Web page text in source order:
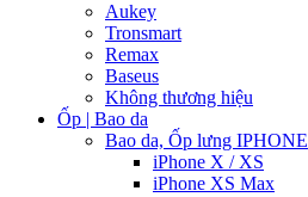
Aukey
Tronsmart
Remax
Baseus
Không thương hiệu
Ốp | Bao da
Bao da, Ốp lưng IPHONE
iPhone X / XS
iPhone XS Max